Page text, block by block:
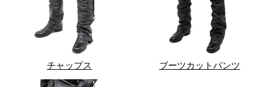
チャップス ブーツカットパンツ